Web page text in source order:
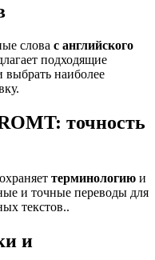
слова с английского
подходящие
наиболее
точность
терминологию и
и точные переводы для
текстов..
и